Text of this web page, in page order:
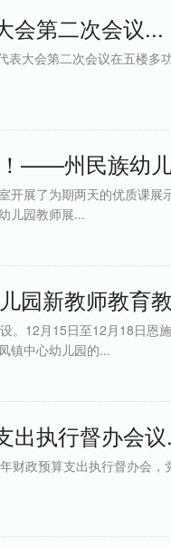
会第二次会议...
大会第二次会议在五楼多
——州民族幼
展了为期两天的优质课展
儿园教师展...
新教师教育
。12月15日至12月18日恩
镇中心幼儿园的...
出执行督办会
政预算支出执行督办会，